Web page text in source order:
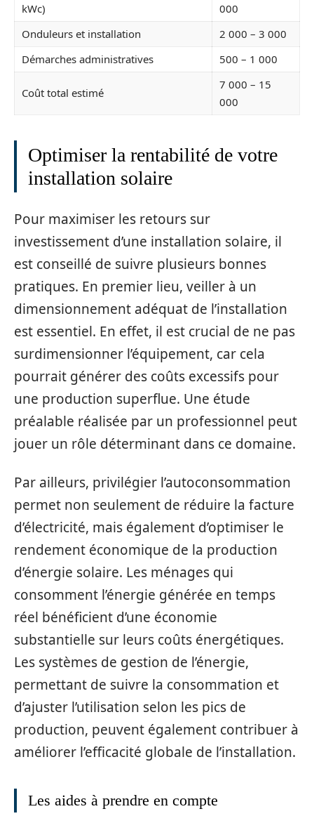
kWc)
000
Onduleurs et installation
2 000 – 3 000
Démarches administratives
500 – 1 000
Coût total estimé
7 000 – 15
000
Optimiser la rentabilité de votre
installation solaire
Pour maximiser les retours sur
investissement d’une installation solaire, il
est conseillé de suivre plusieurs bonnes
pratiques. En premier lieu, veiller à un
dimensionnement adéquat de l’installation
est essentiel. En effet, il est crucial de ne pas
surdimensionner l’équipement, car cela
pourrait générer des coûts excessifs pour
une production superflue. Une étude
préalable réalisée par un professionnel peut
jouer un rôle déterminant dans ce domaine.
Par ailleurs, privilégier l’autoconsommation
permet non seulement de réduire la facture
d’électricité, mais également d’optimiser le
rendement économique de la production
d’énergie solaire. Les ménages qui
consomment l’énergie générée en temps
réel bénéficient d’une économie
substantielle sur leurs coûts énergétiques.
Les systèmes de gestion de l’énergie,
permettant de suivre la consommation et
d’ajuster l’utilisation selon les pics de
production, peuvent également contribuer à
améliorer l’efficacité globale de l’installation.
Les aides à prendre en compte